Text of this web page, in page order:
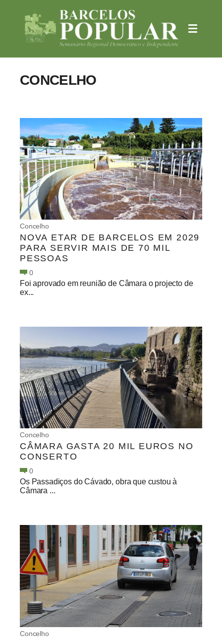
CONCELHO
Concelho
NOVA ETAR DE BARCELOS EM 2029
PARA SERVIR MAIS DE 70 MIL
PESSOAS
0
Foi aprovado em reunião de Câmara o projecto de
ex...
Concelho
CÂMARA GASTA 20 MIL EUROS NO
CONSERTO
0
Os Passadiços do Cávado, obra que custou à
Câmara ...
Concelho